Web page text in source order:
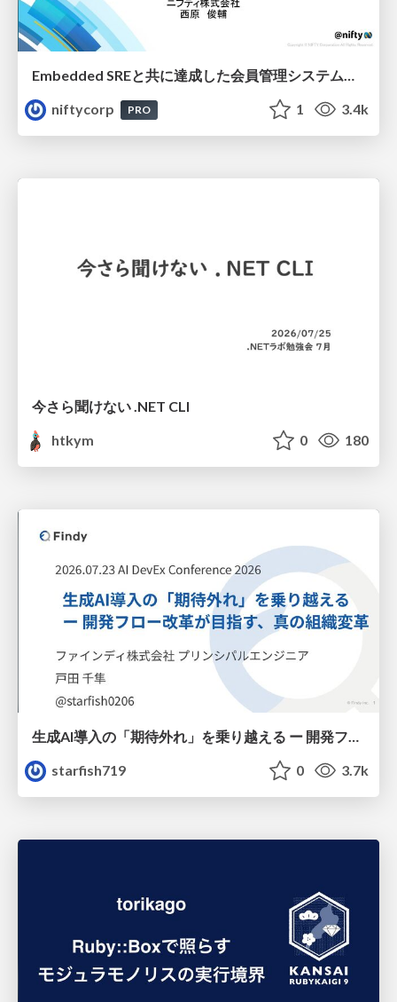
Embedded SREと共に達成した会員管理システムのAWS移行 - SRE NEXT 2026 ランチスポンサーセッション
niftycorp
PRO 1 3.4k
今さら聞けない .NET CLI
htkym
0 180
生成AI導入の「期待外れ」を乗り越える ー 開発フロー改革が目指す、真の組織変革
starfish719
0 3.7k